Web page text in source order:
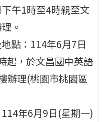
午1時至4時親至文
。
點：114年6月7日
起，於文昌國中英語
辦理(桃園市桃園區
年6月9日(星期一)